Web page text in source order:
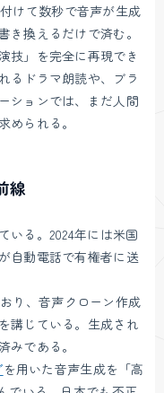
けて数秒で音声が生成
き換えるだけで済む。
技」を完全に再現でき
るドラマ朗読や、ブラ
ションでは、まだ人間
められる。
線
いる。2024年には米国
自動電話で有権者に送
り、音声クローン作成
講じている。生成され
みである。
を用いた音声生成を「高